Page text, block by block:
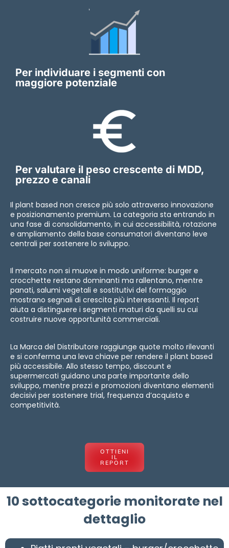
Per individuare i segmenti con
maggiore potenziale
Per valutare il peso crescente di MDD,
prezzo e canali
Il plant based non cresce più solo attraverso innovazione
e posizionamento premium. La categoria sta entrando in
una fase di consolidamento, in cui accessibilità, rotazione
e ampliamento della base consumatori diventano leve
centrali per sostenere lo sviluppo.
Il mercato non si muove in modo uniforme: burger e
crocchette restano dominanti ma rallentano, mentre
panati, salumi vegetali e sostitutivi del formaggio
mostrano segnali di crescita più interessanti. Il report
aiuta a distinguere i segmenti maturi da quelli su cui
costruire nuove opportunità commerciali.
La Marca del Distributore raggiunge quote molto rilevanti
e si conferma una leva chiave per rendere il plant based
più accessibile. Allo stesso tempo, discount e
supermercati guidano una parte importante dello
sviluppo, mentre prezzi e promozioni diventano elementi
decisivi per sostenere trial, frequenza d’acquisto e
competitività.
OTTIENI
IL
REPORT
10 sottocategorie monitorate nel
dettaglio